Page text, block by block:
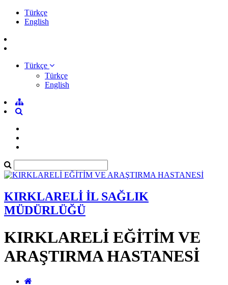
Türkçe
English
Türkçe
Türkçe
English
KIRKLARELİ İL SAĞLIK
MÜDÜRLÜĞÜ
KIRKLARELİ EĞİTİM VE
ARAŞTIRMA HASTANESİ